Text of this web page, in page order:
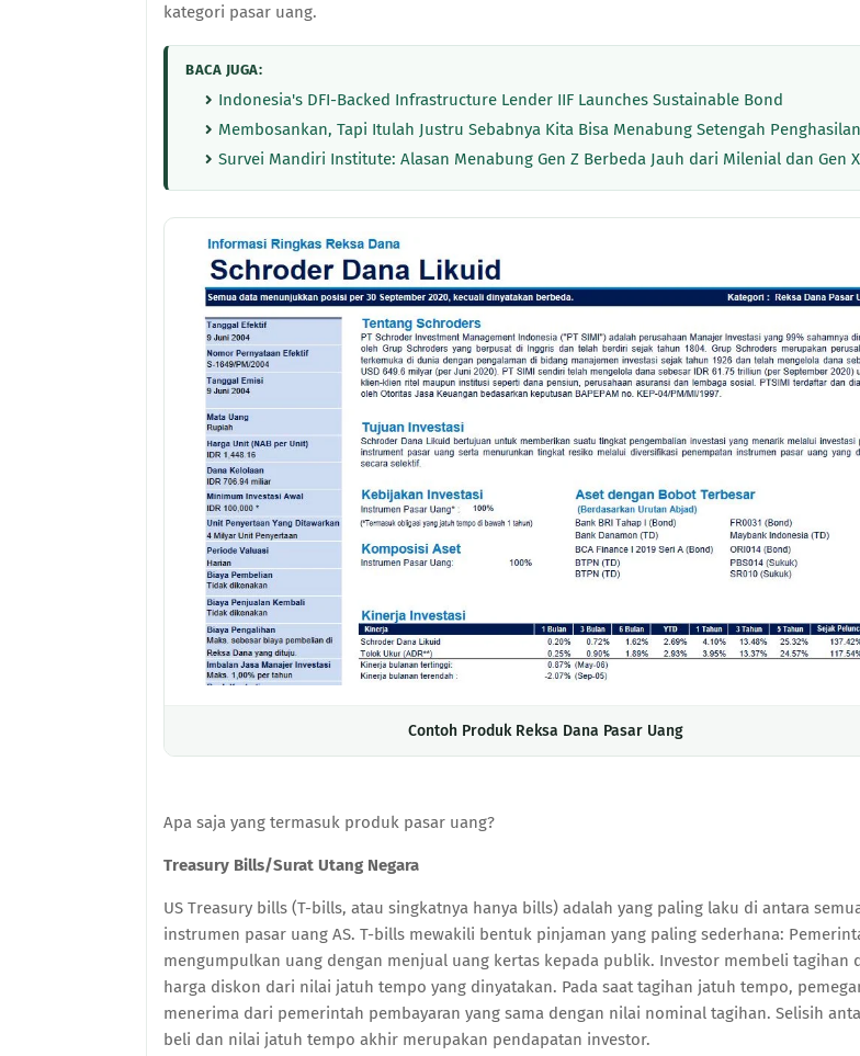
kategori pasar uang.
BACA JUGA:
Indonesia's DFI-Backed Infrastructure Lender IIF Launches Sustainable Bond
Membosankan, Tapi Itulah Justru Sebabnya Kita Bisa Menabung Setengah Penghasilan
Survei Mandiri Institute: Alasan Menabung Gen Z Berbeda Jauh dari Milenial dan Gen X
Contoh Produk Reksa Dana Pasar Uang
Apa saja yang termasuk produk pasar uang?
Treasury Bills/Surat Utang Negara
US Treasury bills (T-bills, atau singkatnya hanya bills) adalah yang paling laku di antara
instrumen pasar uang AS. T-bills mewakili bentuk pinjaman yang paling sederhana:
mengumpulkan uang dengan menjual uang kertas kepada publik. Investor membeli tagihan
harga diskon dari nilai jatuh tempo yang dinyatakan. Pada saat tagihan jatuh tempo,
menerima dari pemerintah pembayaran yang sama dengan nilai nominal tagihan. Selisih
beli dan nilai jatuh tempo akhir merupakan pendapatan investor.